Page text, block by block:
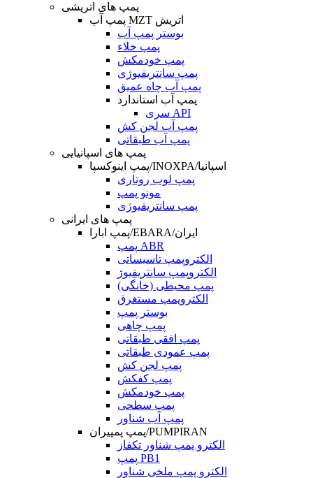
پمپ های اتریشی
پمپ آب MZT اتریش
بوستر پمپ آب
پمپ خلاء
پمپ خودمکش
پمپ سانتریفیوژی
پمپ آب چاه عمیق
پمپ آب استاندارد
سری API
پمپ آب لجن کش
پمپ آب طبقاتی
پمپ های اسپانیایی
پمپ اینوکسپا/INOXPA/اسپانیا
پمپ لوب روتاری
مونو پمپ
پمپ سانتریفیوژی
پمپ های ایرانی
پمپ ابارا/EBARA/ایران
پمپ ABR
الکتروپمپ تاسیساتی
الکتروپمپ سانتریفیوژ
پمپ محیطی (خانگی)
الکتروپمپ مستغرق
بوستر پمپ
پمپ چاهی
پمپ افقی طبقاتی
پمپ عمودی طبقاتی
پمپ لجن کش
پمپ کفکش
پمپ خودمکش
پمپ سطحی
پمپ آب شناور
پمپ پمپیران/PUMPIRAN
الکترو پمپ شناور تکفاز
پمپ PB1
الکترو پمپ ملخی شناور